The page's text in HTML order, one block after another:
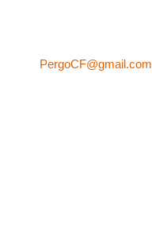
PergoCF@gmail.com